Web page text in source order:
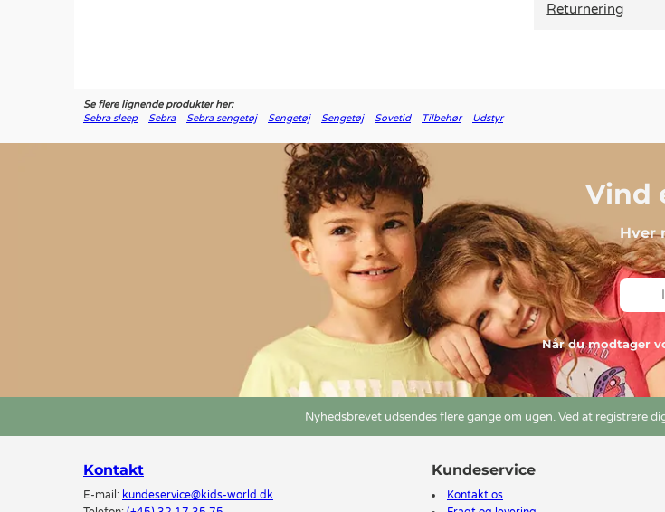
Returnering
Se flere lignende produkter her:
Sebra sleep
Sebra Sebra sengetøj Sengetøj Sengetøj Sovetid Tilbehør Udstyr
Vind
Hver
Når du modtager
Nyhedsbrevet udsendes flere gange om ugen. Ved at registrere
Kontakt
E-mail: kundeservice@kids-world.dk
Kundeservice
Kontakt os